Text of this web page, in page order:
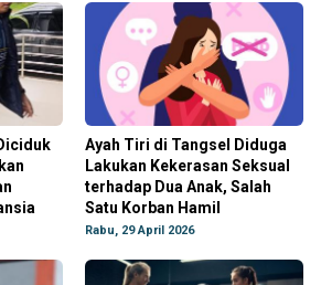
Ayah Tiri di Tangsel Diduga
Lakukan Kekerasan Seksual
terhadap Dua Anak, Salah
Satu Korban Hamil
Rabu, 29 April 2026